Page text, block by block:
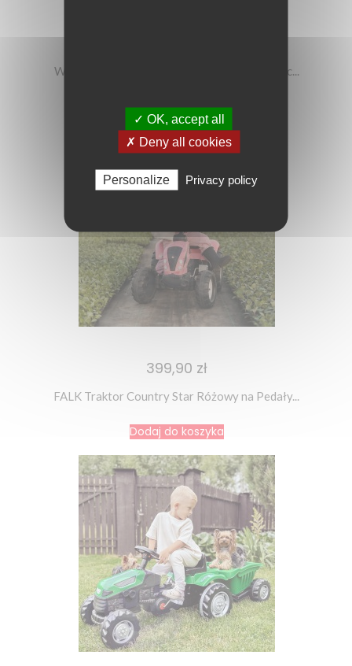
WOOPIE Traktor Na Pedały Farmer MaxTrac...
Dodaj do koszyka
399,90 zł
FALK Traktor Country Star Różowy na Pedały...
Dodaj do koszyka
✓ OK, accept all
✗ Deny all cookies
Personalize Privacy policy